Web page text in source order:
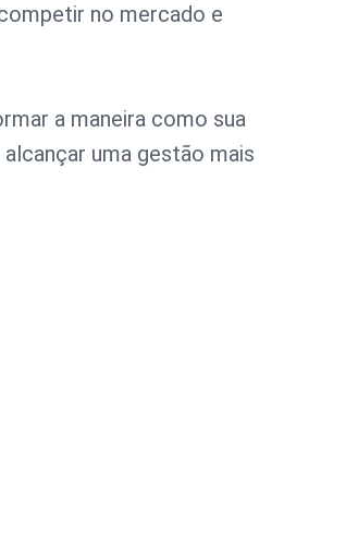
no mercado e
a maneira como sua
uma gestão mais